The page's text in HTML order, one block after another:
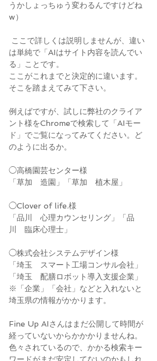
うかしょっちゅう変わるんですけどね
w）
は単純で「AIはサイト内容を読んでい
る」ことです。
ここがこれまでと決定的に違います。
そこを踏まえてみて下さい。
例えばですが、試しに弊社のクライア
ント様をChromeで検索して「AIモー
ド」でご覧になってみてください。ど
のように出るか。
◯高橋園芸センター様
「草加　造園」「草加　植木屋」
◯Clover of life.様
「品川　心理カウンセリング」「品
川　臨床心理士」
◯株式会社システムデザイン様
「埼玉　スマート工場コンサル会社」
「埼玉　配膳ロボット導入支援企業」
※「企業」「会社」などと入れないと
埼玉県の情報がかかります。
Fine Up AIさんはまだ公開して時間が
経っていないからかかかりませんね。
色々されているので、かかる検索キー